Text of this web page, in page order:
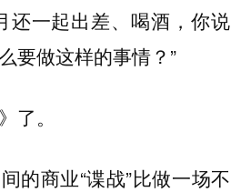
还一起出差、喝酒，你说
要做这样的事情？”
了。
的商业“谍战”比做一场不